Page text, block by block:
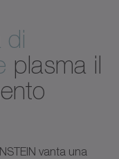
di
plasma il
vanta una